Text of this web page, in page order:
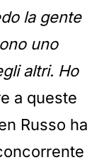
la gente
uno
altri. Ho
a queste
Russo ha